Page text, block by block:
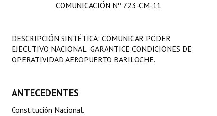
Comisiones Especiales
Programas
Constitución Nacional
Constitución Provincial
COMUNICACIÓN Nº 723-CM-11
DESCRIPCIÓN SINTÉTICA: COMUNICAR PODER
EJECUTIVO NACIONAL GARANTICE CONDICIONES DE
OPERATIVIDAD AEROPUERTO BARILOCHE.
ANTECEDENTES
Constitución Nacional.